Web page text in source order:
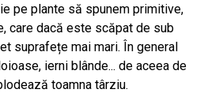
pe plante să spunem primitive,
care dacă este scăpat de sub
suprafețe mai mari. În general
ierni blânde... de aceea de
toamna târziu.